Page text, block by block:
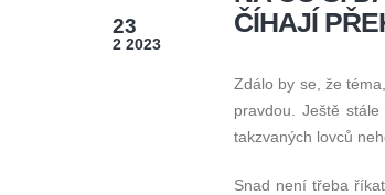
23
2 2023
ČÍHAJÍ
Zdálo by se, že
pravdou. Ještě
takzvaných lovců
Snad není třeba